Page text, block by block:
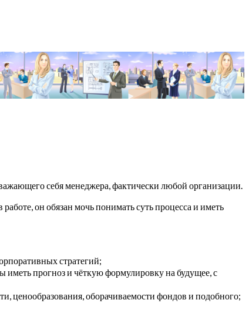
себя менеджера, фактически любой организации.
он обязан мочь понимать суть процесса и иметь
стратегий;
иметь прогноз и чёткую формулировку на будущее, с
ценообразования, оборачиваемости фондов и подобного;